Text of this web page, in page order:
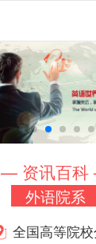
— 资讯百
外语院系
全国高等院